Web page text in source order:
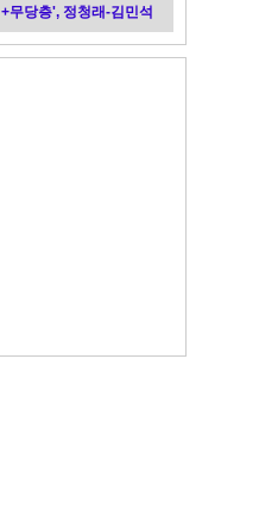
+무당층', 정청래-김민석
0.1%p차 초접전